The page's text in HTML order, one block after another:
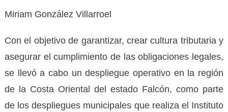
Miriam González Villarroel
Con el objetivo de garantizar, crear cultura tributaria y
asegurar el cumplimiento de las obligaciones legales,
se llevó a cabo un despliegue operativo en la región
de la Costa Oriental del estado Falcón, como parte
de los despliegues municipales que realiza el Instituto